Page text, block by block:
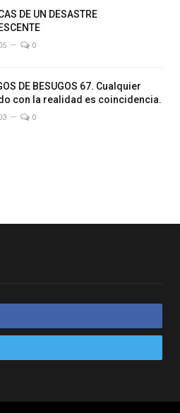
DE UN DESASTRE
0
DE BESUGOS 67. Cualquier
con la realidad es coincidencia.
0